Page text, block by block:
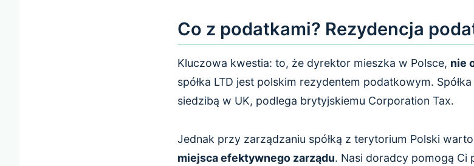
Co z podatkami? Rezydencja
Kluczowa kwestia: to, że dyrektor mieszka w Polsce, nie
spółka LTD jest polskim rezydentem podatkowym.
siedzibą w UK, podlega brytyjskiemu Corporation Tax.
Jednak przy zarządzaniu spółką z terytorium Polski
miejsca efektywnego zarządu. Nasi doradcy pomogą Ci